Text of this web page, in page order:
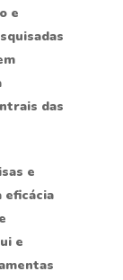
e
das
e
eficácia
e